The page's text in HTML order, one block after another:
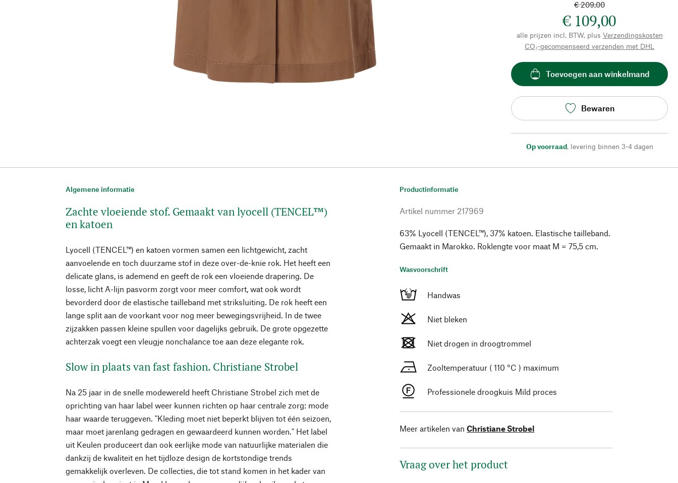
€ 209,00
€ 109,00
alle prijzen incl. BTW, plus Verzendingskosten
CO₂-gecompenseerd verzenden met DHL
Toevoegen aan winkelmand
Bewaren
Op voorraad, levering binnen 3-4 dagen
Algemene informatie
Zachte vloeiende stof. Gemaakt van lyocell (TENCEL™)
en katoen
Lyocell (TENCEL™) en katoen vormen samen een lichtgewicht, zacht
aanvoelende en toch duurzame stof in deze over-de-knie rok. Het heeft een
delicate glans, is ademend en geeft de rok een vloeiende drapering. De
losse, licht A-lijn pasvorm zorgt voor meer comfort, wat ook wordt
bevorderd door de elastische tailleband met striksluiting. De rok heeft een
lange split aan de voorkant voor nog meer bewegingsvrijheid. In de twee
zijzakken passen kleine spullen voor dagelijks gebruik. De grote opgezette
achterzak voegt een vleugje nonchalance toe aan deze elegante rok.
Slow in plaats van fast fashion. Christiane Strobel
Na 25 jaar in de snelle modewereld heeft Christiane Strobel zich met de
oprichting van haar label weer kunnen richten op haar centrale zorg: mode
haar waarde teruggeven. "Kleding moet niet beperkt blijven tot één seizoen,
maar moet jarenlang gedragen en gewaardeerd kunnen worden." Het label
uit Keulen produceert dan ook eerlijke mode van natuurlijke materialen die
dankzij de kwaliteit en het tijdloze design de kortstondige trends
gemakkelijk overleven. De collecties, die tot stand komen in het kader van
Productinformatie
Artikel nummer 217969
63% Lyocell (TENCEL™), 37% katoen. Elastische tailleband.
Gemaakt in Marokko. Roklengte voor maat M = 75,5 cm.
Wasvoorschrift
Handwas
Niet bleken
Niet drogen in droogtrommel
Zooltemperatuur ( 110 °C ) maximum
Professionele droogkuis Mild proces
Meer artikelen van Christiane Strobel
Vraag over het product